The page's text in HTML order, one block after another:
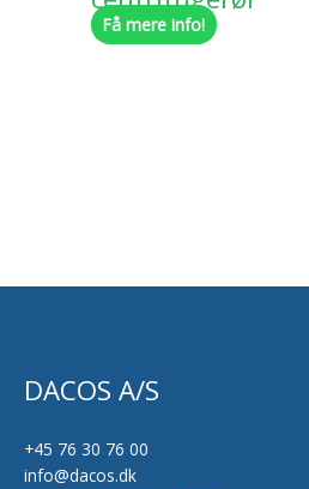
Få mere info! vælges
DACOS A/S
+45 76 30 76 00
info@dacos.dk